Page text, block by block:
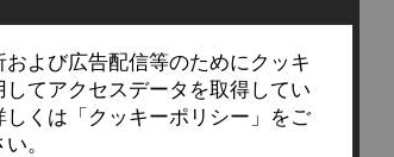
および広告配信等のためにクッキ
してアクセスデータを取得してい
しくは「クッキーポリシー」をご
。